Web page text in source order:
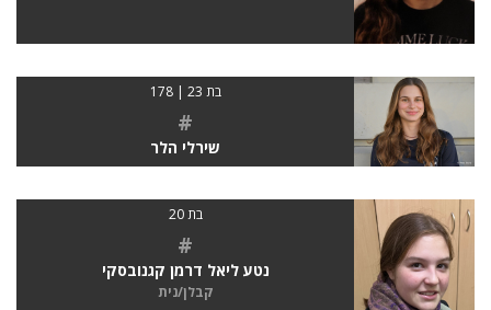
בת 23 | 178
#
שירלי הלר
בת 20
#
נטע ליאל דרמן קגנובסקי
קבלן/נית